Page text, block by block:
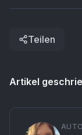
Teilen
Artikel